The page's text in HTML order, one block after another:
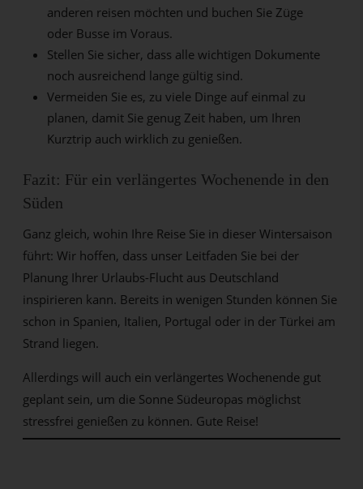
anderen reisen möchten und buchen Sie Züge
oder Busse im Voraus.
Stellen Sie sicher, dass alle wichtigen Dokumente
noch ausreichend lange gültig sind.
Vermeiden Sie es, zu viele Dinge auf einmal zu
planen, damit Sie genug Zeit haben, um Ihren
Kurztrip auch wirklich zu genießen.
Fazit: Für ein verlängertes Wochenende in den
Süden
Ganz gleich, wohin Ihre Reise Sie in dieser Wintersaison
führt: Wir hoffen, dass unser Leitfaden Sie bei der
Planung Ihrer Urlaubs-Flucht aus Deutschland
inspirieren kann. Bereits in wenigen Stunden können Sie
schon in Spanien, Italien, Portugal oder in der Türkei am
Strand liegen.
Allerdings will auch ein verlängertes Wochenende gut
geplant sein, um die Sonne Südeuropas möglichst
stressfrei genießen zu können. Gute Reise!